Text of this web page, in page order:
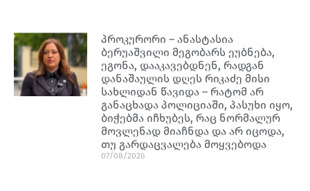
პროკურორი – ანასტასია
ბერუაშვილი მეგობარს ეუბნება,
ეგონა, დააკავებდნენ, რადგან
დანაშაულის დღეს რიკაძე მისი
სახლიდან წავიდა – რატომ არ
განაცხადა პოლიციაში, პასუხი იყო,
ბიჭებმა იჩხუბეს, რაც ნორმალურ
მოვლენად მიაჩნდა და არ იცოდა,
თუ გარდაცვალება მოყვებოდა
07/08/2026